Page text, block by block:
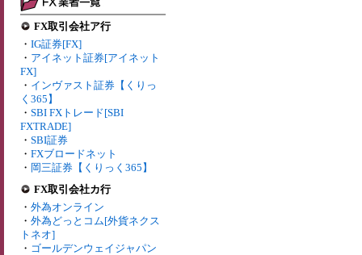
FX取引会社ア行
・ IG証券[FX]
・ アイネット証券[アイネット
FX]
・ インヴァスト証券【くりっ
く365】
・ SBI FXトレード[SBI
FXTRADE]
・ SBI証券
・ FXブロードネット
・ 岡三証券【くりっく365】
FX取引会社カ行
・ 外為オンライン
・ 外為どっとコム[外貨ネクス
トネオ]
・ ゴールデンウェイジャパン